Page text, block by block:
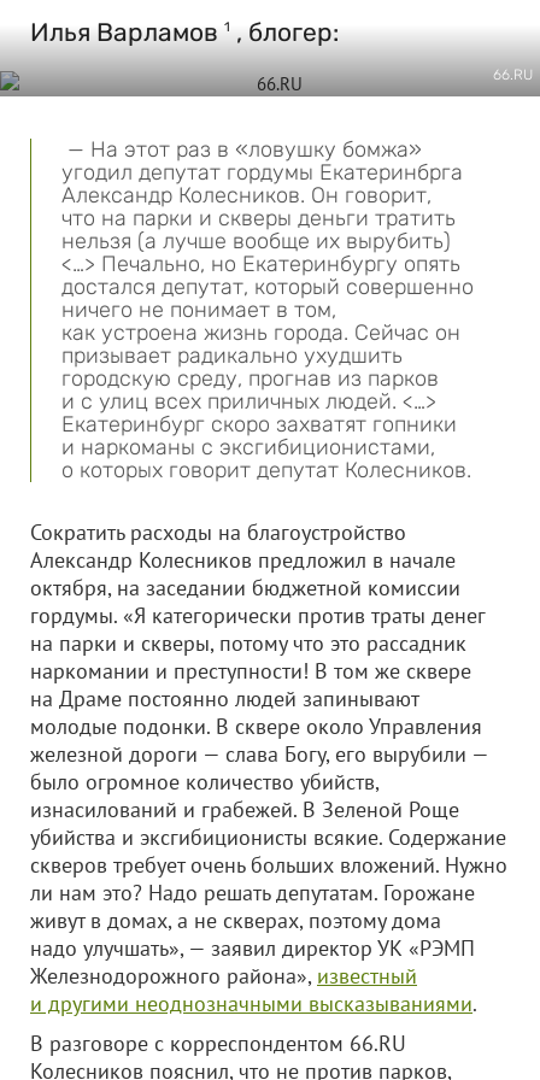
Илья Варламов1, блогер:
66.RU
— На этот раз в «ловушку бомжа»
угодил депутат гордумы Екатеринбрга
Александр Колесников. Он говорит,
что на парки и скверы деньги тратить
нельзя (а лучше вообще их вырубить)
<…> Печально, но Екатеринбургу опять
достался депутат, который совершенно
ничего не понимает в том,
как устроена жизнь города. Сейчас он
призывает радикально ухудшить
городскую среду, прогнав из парков
и с улиц всех приличных людей. <…>
Екатеринбург скоро захватят гопники
и наркоманы с эксгибиционистами,
о которых говорит депутат Колесников.
Сократить расходы на благоустройство
Александр Колесников предложил в начале
октября, на заседании бюджетной комиссии
гордумы. «Я категорически против траты денег
на парки и скверы, потому что это рассадник
наркомании и преступности! В том же сквере
на Драме постоянно людей запинывают
молодые подонки. В сквере около Управления
железной дороги — слава Богу, его вырубили —
было огромное количество убийств,
изнасилований и грабежей. В Зеленой Роще
убийства и эксгибиционисты всякие. Содержание
скверов требует очень больших вложений. Нужно
ли нам это? Надо решать депутатам. Горожане
живут в домах, а не скверах, поэтому дома
надо улучшать», — заявил директор УК «РЭМП
Железнодорожного района», известный
и другими неоднозначными высказываниями.
В разговоре с корреспондентом 66.RU
Колесников пояснил, что не против парков,